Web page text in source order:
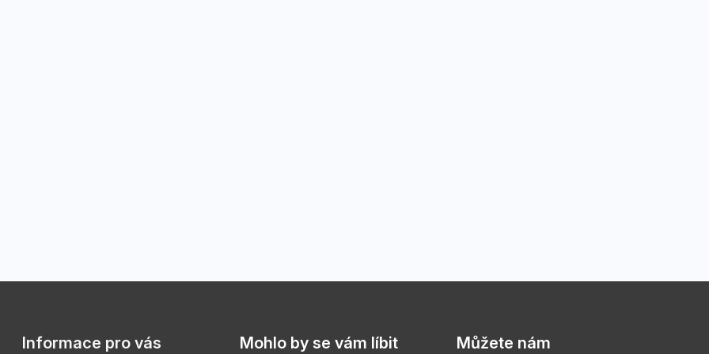
Informace pro vás Mohlo by se vám líbit
Můžete nám